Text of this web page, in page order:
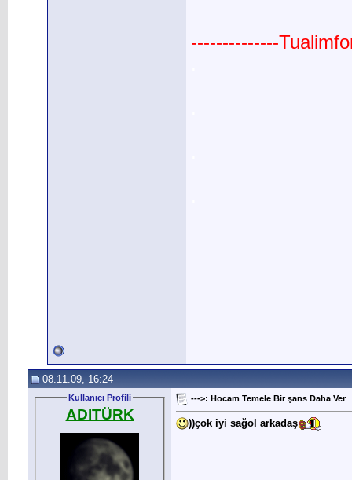
--------------
08.11.09, 16:24
Kullanıcı Profili
ADITÜRK
--->: Hocam Temele Bir şans Daha Ver
))çok iyi sağol arkadaş